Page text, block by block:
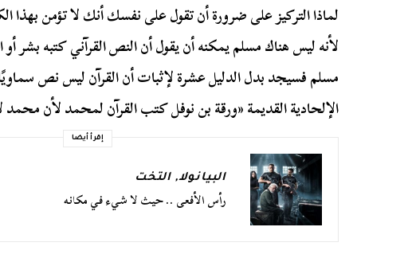
لماذا التركيز على ضرورة أن تقول على نفسك أنك لا تؤمن بهذا
لأنه ليس هناك مسلم يمكنه أن يقول أن النص القرآني كتبه بشر
مسلم فسيجد بدل الدليل عشرة لإثبات أن القرآن ليس نص
الإلحادية القديمة «ورقة بن نوفل كتب القرآن لمحمد لأن محمد
إقرأ أيضا
البيانولا,التخت
رأس الأفعى .. حيث لا شيء في مكانه